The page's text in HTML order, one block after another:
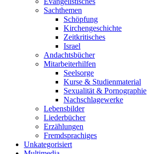
Sachthemen
Schöpfung
Kirchengeschichte
Zeitkritisches
Israel
Andachtsbücher
Mitarbeiterhilfen
Seelsorge
Kurse & Studienmaterial
Sexualität & Pornographie
Nachschlagewerke
Lebensbilder
Liederbücher
Erzählungen
Fremdsprachiges
Unkategorisiert